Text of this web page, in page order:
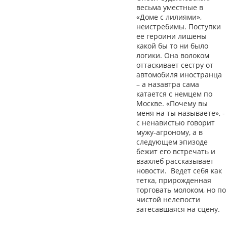
весьма уместные в
«Доме с лилиями»,
неистребимы. Поступки
ее героини лишены
какой бы то ни было
логики. Она волоком
оттаскивает сестру от
автомобиля иностранца
– а назавтра сама
катается с немцем по
Москве. «Почему вы
меня на ты называете», -
с ненавистью говорит
мужу-агроному, а в
следующем эпизоде
бежит его встречать и
взахлеб рассказывает
новости. Ведет себя как
тетка, прирожденная
торговать молоком, но по
чистой нелепости
затесавшаяся на сцену.